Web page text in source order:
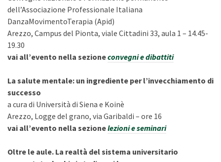
dell’Associazione Professionale Italiana
DanzaMovimentoTerapia (Apid)
Arezzo, Campus del Pionta, viale Cittadini 33, aula 1 – 14.45-
19.30
vai all’evento nella sezioneconvegni e dibattiti
La salute mentale: un ingrediente per l’invecchiamento di
successo
a cura di Università di Siena e Koinè
Arezzo, Logge del grano, via Garibaldi – ore 16
vai all’evento nella sezionelezioni e seminari
Oltre le aule. La realtà del sistema universitario